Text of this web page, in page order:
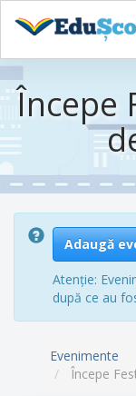
Sari
la
conținutul
principal
Începe
Adaugă
Atenție:
după ce au
Evenimente
Începe